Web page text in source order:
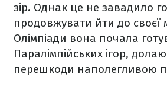
зір. Однак це не завадило
продовжувати йти до своєї
Олімпіади вона почала
Паралімпійських ігор,
перешкоди наполегливою